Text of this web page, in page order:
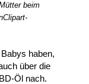
beim
haben,
über die
Öl nach.